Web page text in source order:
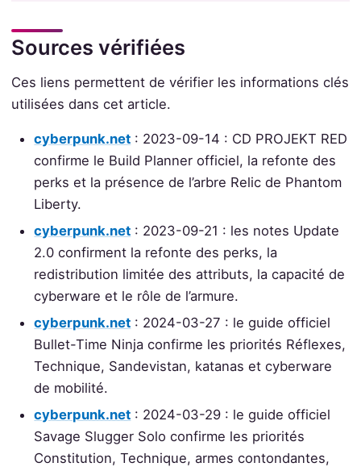
Sources vérifiées
Ces liens permettent de vérifier les informations clés
utilisées dans cet article.
cyberpunk.net : 2023-09-14 : CD PROJEKT RED
confirme le Build Planner officiel, la refonte des
perks et la présence de l’arbre Relic de Phantom
Liberty.
cyberpunk.net : 2023-09-21 : les notes Update
2.0 confirment la refonte des perks, la
redistribution limitée des attributs, la capacité de
cyberware et le rôle de l’armure.
cyberpunk.net : 2024-03-27 : le guide officiel
Bullet-Time Ninja confirme les priorités Réflexes,
Technique, Sandevistan, katanas et cyberware
de mobilité.
cyberpunk.net : 2024-03-29 : le guide officiel
Savage Slugger Solo confirme les priorités
Constitution, Technique, armes contondantes,